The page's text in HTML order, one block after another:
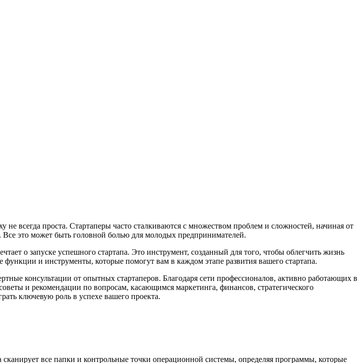
всегда проста. Стартаперы часто сталкиваются с множеством проблем и сложностей, начиная от
это может быть головной болью для молодых предпринимателей.
о запуске успешного стартапа. Это инструмент, созданный для того, чтобы облегчить жизнь
функции и инструменты, которые помогут вам в каждом этапе развития вашего стартапа.
консультации от опытных стартаперов. Благодаря сети профессионалов, активно работающих в
и рекомендации по вопросам, касающимся маркетинга, финансов, стратегического
ключевую роль в успехе вашего проекта.
все папки и контрольные точки операционной системы, определяя программы, которые